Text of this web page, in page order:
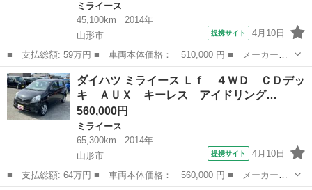
ミライース
45,100km
2014年
山形市
提携サイト 4月10日
■ 支払総額: 59万円 ■ 車両本体価格： 510,000 円 ■ メーカー
名： ダイハツ ■ 車種名： ミライース ■ グレード名： Ｘ Ｓ
Ａ ドラレコ前方 キーレス アイドリングストップ ＣＤデッキ
ＡＵＸ パワーウ...
山形 山形市 ミライース
ダイハツ ミライース Ｌｆ ４ＷＤ ＣＤデッ
キ ＡＵＸ キーレス アイドリング…
560,000円
ミライース
65,300km
2014年
山形市
提携サイト 4月10日
■ 支払総額: 64万円 ■ 車両本体価格： 560,000 円 ■ メーカー